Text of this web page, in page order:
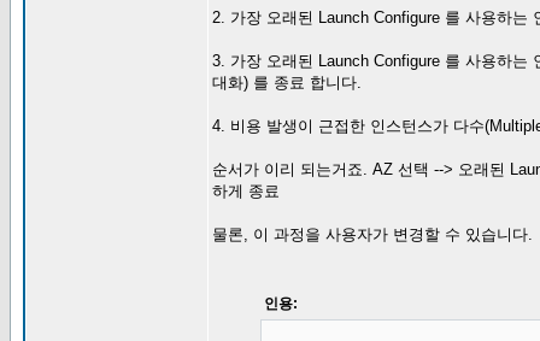
2. 가장 오래된 Launch Configure 를 사용하는
3. 가장 오래된 Launch Configure 를 사용하는
대화) 를 종료 합니다.
4. 비용 발생이 근접한 인스턴스가 다수
순서가 이리 되는거죠. AZ 선택 --> 오래된
하게 종료
물론, 이 과정을 사용자가 변경할 수 있습니다.
인용: